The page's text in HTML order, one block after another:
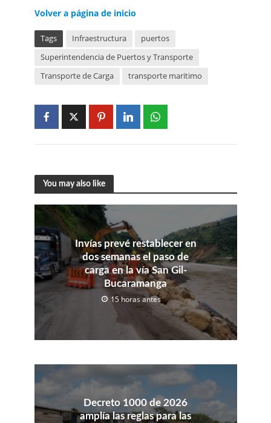
Volver a página de inicio
Tags Infraestructura
puertos
Superintendencia de Puertos y Transporte
Transporte de Carga
transporte maritimo
You may also like
Invías prevé restablecer en
dos semanas el paso de
carga en la vía San Gil-
Bucaramanga
15 horas antes
Decreto 1000 de 2026
amplía las reglas para las